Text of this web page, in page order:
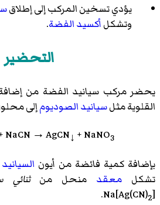
يؤدي تسخين المركب إلى إطلاق
وتشكلأكسيد الفضة.
التحضير
يحضر مركب سيانيد الفضة من إضافة
القلوية مثلسيانيد الصوديومإلى
NaCN → AgCN↓ + NaNO3
بإضافة كمية فائضة من أيون السيانيد
تشكل معقد منحل من
Na[Ag(CN)2].